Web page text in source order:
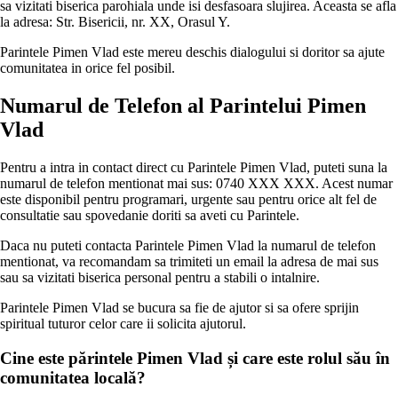
sa vizitati biserica parohiala unde isi desfasoara slujirea. Aceasta se afla
la adresa: Str. Bisericii, nr. XX, Orasul Y.
Parintele Pimen Vlad este mereu deschis dialogului si doritor sa ajute
comunitatea in orice fel posibil.
Numarul de Telefon al Parintelui Pimen
Vlad
Pentru a intra in contact direct cu Parintele Pimen Vlad, puteti suna la
numarul de telefon mentionat mai sus: 0740 XXX XXX. Acest numar
este disponibil pentru programari, urgente sau pentru orice alt fel de
consultatie sau spovedanie doriti sa aveti cu Parintele.
Daca nu puteti contacta Parintele Pimen Vlad la numarul de telefon
mentionat, va recomandam sa trimiteti un email la adresa de mai sus
sau sa vizitati biserica personal pentru a stabili o intalnire.
Parintele Pimen Vlad se bucura sa fie de ajutor si sa ofere sprijin
spiritual tuturor celor care ii solicita ajutorul.
Cine este părintele Pimen Vlad și care este rolul său în
comunitatea locală?